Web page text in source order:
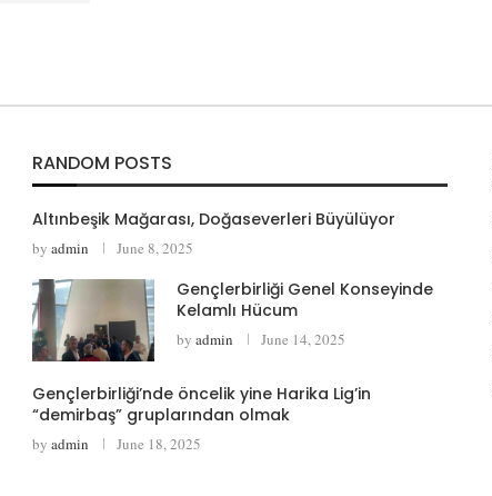
RANDOM POSTS
Altınbeşik Mağarası, Doğaseverleri Büyülüyor
by admin June 8, 2025
Gençlerbirliği Genel Konseyinde
Kelamlı Hücum
by admin June 14, 2025
Gençlerbirliği’nde öncelik yine Harika Lig’in
“demirbaş” gruplarından olmak
by admin June 18, 2025